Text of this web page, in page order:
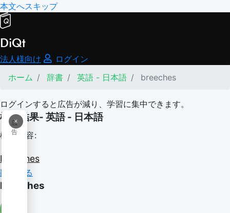
本文へスキップ
DiQt
法人様向け
ログイン
ホーム
辞書 英語 - 日本語 breeches
ログインすると広告が減り、学習に集中できます。
×
広
告
検索結果- 英語 - 日本語
検索内容:
breeches
翻訳する
breeches